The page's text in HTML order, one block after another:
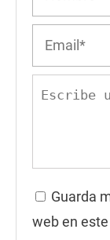
Guarda
web en